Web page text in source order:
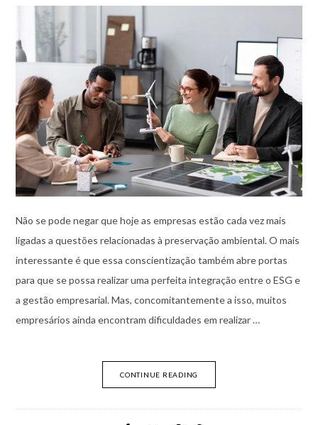
Não se pode negar que hoje as empresas estão cada vez mais
ligadas a questões relacionadas à preservação ambiental. O mais
interessante é que essa conscientização também abre portas
para que se possa realizar uma perfeita integração entre o ESG e
a gestão empresarial. Mas, concomitantemente a isso, muitos
empresários ainda encontram dificuldades em realizar …
CONTINUE READING